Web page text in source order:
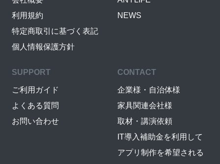
利用規約
特定商取引に基づく表記
個人情報保護方針
NEWS
SUPPORT
ご利用ガイド
よくある質問
お問い合わせ
CONTACT
企業様・自治体様
家具関連会社様
取材・講演依頼
IT導入補助金を利用して
アプリ制作を希望される